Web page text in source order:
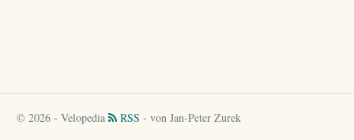
© 2026 - Velopedia RSS - von Jan-Peter Zurek